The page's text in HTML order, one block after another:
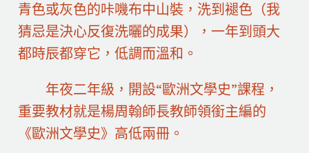
青色或灰色的咔嘰布中山裝，洗到褪色（我
猜忌是決心反復洗曬的成果），一年到頭大
都時辰都穿它，低調而溫和。
年夜二年級，開設“歐洲文學史”課程，
重要教材就是楊周翰師長教師領銜主編的
《歐洲文學史》高低兩冊。